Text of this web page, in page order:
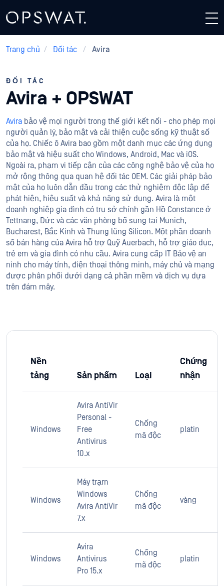
Trang chủ / Đối tác / Avira
ĐỐI TÁC
Avira + OPSWAT
Avira bảo vệ mọi người trong thế giới kết nối - cho phép mọi
người quản lý, bảo mật và cải thiện cuộc sống kỹ thuật số
của họ. Chiếc ô Avira bao gồm một danh mục các ứng dụng
bảo mật và hiệu suất cho Windows, Android, Mac và iOS.
Ngoài ra, phạm vi tiếp cận của các công nghệ bảo vệ của họ
mở rộng thông qua quan hệ đối tác OEM. Các giải pháp bảo
mật của họ luôn dẫn đầu trong các thử nghiệm độc lập để
phát hiện, hiệu suất và khả năng sử dụng. Avira là một
doanh nghiệp gia đình có trụ sở chính gần Hồ Constance ở
Tettnang, Đức và các văn phòng bổ sung tại Munich,
Bucharest, Bắc Kinh và Thung lũng Silicon. Một phần doanh
số bán hàng của Avira hỗ trợ Quỹ Auerbach, hỗ trợ giáo dục,
trẻ em và gia đình có nhu cầu. Avira cung cấp IT Bảo vệ an
ninh cho máy tính, điện thoại thông minh, máy chủ và mạng
được phân phối dưới dạng cả phần mềm và dịch vụ dựa
trên đám mây.
Nền
tảng
Sản phẩm Loại
Chứng
nhận
Windows
Avira AntiVir
Personal -
Free
Antivirus
10.x
Chống
mã độc
platin
Windows
Máy trạm
Windows
Avira AntiVir
7.x
Chống
mã độc
vàng
Windows
Avira
Antivirus
Pro 15.x
Chống
mã độc
platin